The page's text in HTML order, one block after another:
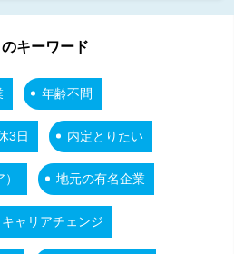
キーワード
年齢不問
3日 内定とりたい
地元の有名企業
キャリアチェンジ